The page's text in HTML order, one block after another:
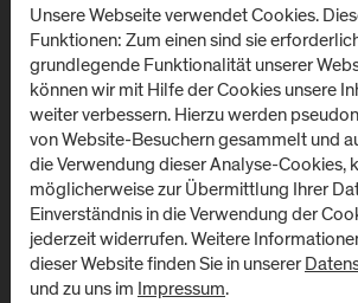
Unsere Webseite verwendet Cookies.
Funktionen: Zum einen sind sie
grundlegende Funktionalität unserer
können wir mit Hilfe der Cookies unsere
weiter verbessern. Hierzu werden
von Website-Besuchern gesammelt und
die Verwendung dieser Analyse-Cookies,
möglicherweise zur Übermittlung Ihrer
Einverständnis in die Verwendung der
jederzeit widerrufen. Weitere
dieser Website finden Sie in unserer
und zu uns im Impressum.